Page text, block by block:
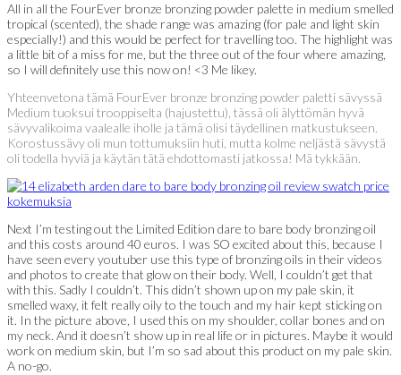
All in all the FourEver bronze bronzing powder palette in medium smelled
tropical (scented), the shade range was amazing (for pale and light skin
especially!) and this would be perfect for travelling too. The highlight was
a little bit of a miss for me, but the three out of the four where amazing,
so I will definitely use this now on! <3 Me likey.
Yhteenvetona tämä FourEver bronze bronzing powder paletti sävyssä
Medium tuoksui trooppiselta (hajustettu), tässä oli älyttömän hyvä
sävyvalikoima vaalealle iholle ja tämä olisi täydellinen matkustukseen.
Korostussävy oli mun tottumuksiin huti, mutta kolme neljästä sävystä
oli todella hyviä ja käytän tätä ehdottomasti jatkossa! Mä tykkään.
Next I’m testing out the Limited Edition dare to bare body bronzing oil
and this costs around 40 euros. I was SO excited about this, because I
have seen every youtuber use this type of bronzing oils in their videos
and photos to create that glow on their body. Well, I couldn’t get that
with this. Sadly I couldn’t. This didn’t shown up on my pale skin, it
smelled waxy, it felt really oily to the touch and my hair kept sticking on
it. In the picture above, I used this on my shoulder, collar bones and on
my neck. And it doesn’t show up in real life or in pictures. Maybe it would
work on medium skin, but I’m so sad about this product on my pale skin.
A no-go.